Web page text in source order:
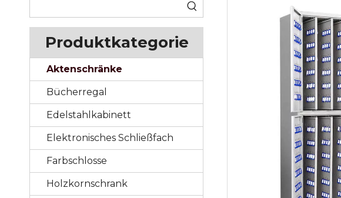
Produktkategorie
Aktenschränke
Bücherregal
Edelstahlkabinett
Elektronisches Schließfach
Farbschlosse
Holzkornschrank